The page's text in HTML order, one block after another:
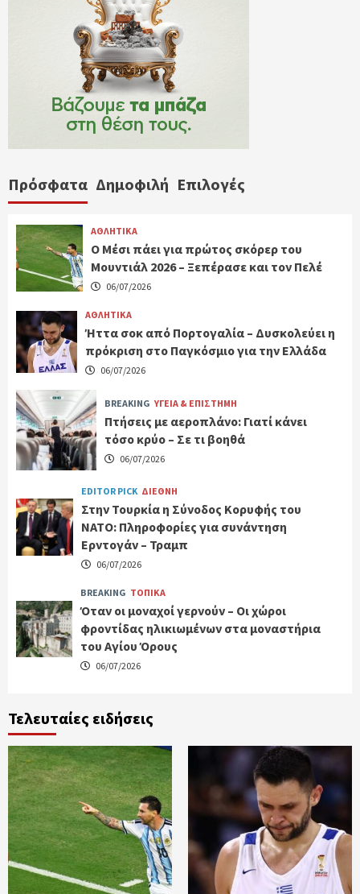
Πρόσφατα Δημοφιλή Επιλογές
ΑΘΛΗΤΙΚΑ
Ο Μέσι πάει για πρώτος σκόρερ του
Μουντιάλ 2026 – Ξεπέρασε και τον Πελέ
06/07/2026
ΑΘΛΗΤΙΚΑ
Ήττα σοκ από Πορτογαλία – Δυσκολεύει η
πρόκριση στο Παγκόσμιο για την Ελλάδα
06/07/2026
BREAKING ΥΓΕΙΑ & ΕΠΙΣΤΗΜΗ
Πτήσεις με αεροπλάνο: Γιατί κάνει
τόσο κρύο – Σε τι βοηθά
06/07/2026
EDITOR PICK ΔΙΕΘΝΗ
Στην Τουρκία η Σύνοδος Κορυφής του
ΝΑΤΟ: Πληροφορίες για συνάντηση
Ερντογάν – Τραμπ
06/07/2026
BREAKING ΤΟΠΙΚΑ
Όταν οι μοναχοί γερνούν – Οι χώροι
φροντίδας ηλικιωμένων στα μοναστήρια
του Αγίου Όρους
06/07/2026
Τελευταίες ειδήσεις